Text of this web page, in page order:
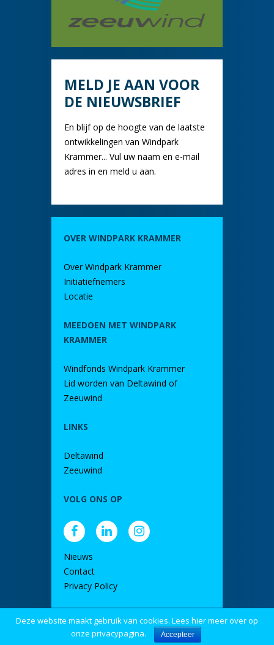
MELD JE AAN VOOR
DE NIEUWSBRIEF
En blijf op de hoogte van de laatste
ontwikkelingen van Windpark
Krammer... Vul uw naam en e-mail
adres in en meld u aan.
OVER WINDPARK KRAMMER
Over Windpark Krammer
Initiatiefnemers
Locatie
MEEDOEN MET WINDPARK
KRAMMER
Windfonds Windpark Krammer
Lid worden van Deltawind of
Zeeuwind
LINKS
Deltawind
Zeeuwind
VOLG ONS OP
Nieuws
Contact
Privacy Policy
door DINK
Deze website maakt gebruik van cookies. Lees hier meer over op
onze privacypagina.
Accepteer